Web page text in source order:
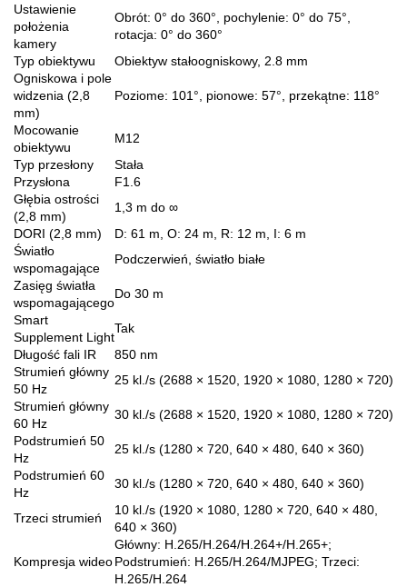
Ustawienie
położenia
kamery
Obrót: 0° do 360°, pochylenie: 0° do 75°,
rotacja: 0° do 360°
Typ obiektywu
Obiektyw stałoogniskowy, 2.8 mm
Ogniskowa i pole
widzenia (2,8
mm)
Poziome: 101°, pionowe: 57°, przekątne: 118°
Mocowanie
obiektywu
M12
Typ przesłony
Stała
Przysłona
F1.6
Głębia ostrości
(2,8 mm)
1,3 m do ∞
DORI (2,8 mm)
D: 61 m, O: 24 m, R: 12 m, I: 6 m
Światło
wspomagające
Podczerwień, światło białe
Zasięg światła
wspomagającego
Do 30 m
Smart
Supplement Light
Tak
Długość fali IR
850 nm
Strumień główny
50 Hz
25 kl./s (2688 × 1520, 1920 × 1080, 1280 × 720)
Strumień główny
60 Hz
30 kl./s (2688 × 1520, 1920 × 1080, 1280 × 720)
Podstrumień 50
Hz
25 kl./s (1280 × 720, 640 × 480, 640 × 360)
Podstrumień 60
Hz
30 kl./s (1280 × 720, 640 × 480, 640 × 360)
Trzeci strumień
10 kl./s (1920 × 1080, 1280 × 720, 640 × 480,
640 × 360)
Kompresja wideo
Główny: H.265/H.264/H.264+/H.265+;
Podstrumień: H.265/H.264/MJPEG; Trzeci:
H.265/H.264